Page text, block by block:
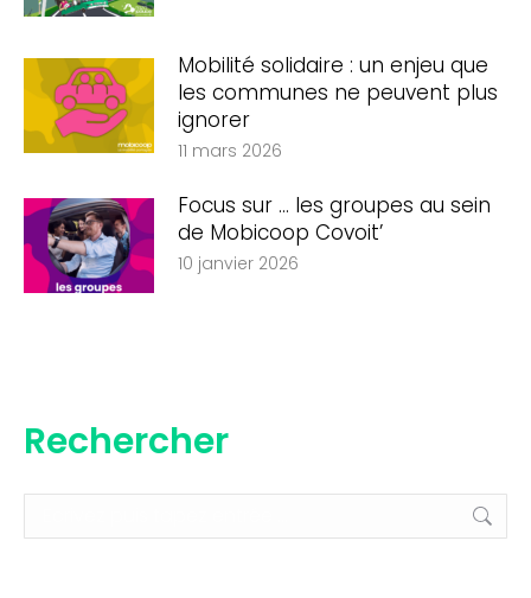
Mobilité solidaire : un enjeu que
les communes ne peuvent plus
ignorer
11 mars 2026
Focus sur … les groupes au sein
de Mobicoop Covoit’
10 janvier 2026
Rechercher
: